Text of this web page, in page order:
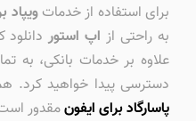
برای استفاده از خدماتویپاد
به راحتی از اپ استوردانلود
علاوه بر خدمات بانکی، به
دسترسی پیدا خواهید کرد.
پاسارگاد برای ایفونمقدور